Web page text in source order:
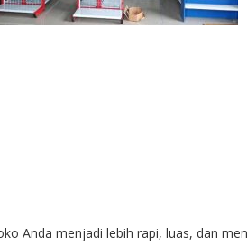
Anda menjadi lebih rapi, luas, dan